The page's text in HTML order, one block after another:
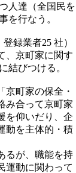
人達（全国民を
を行なう。
録業者25 社）
、京町家に関す
結びつける。
町家の保全・
み合って京町家
を仰いだり、企
動を主体的・積
るが、職能を持
運動に関わって